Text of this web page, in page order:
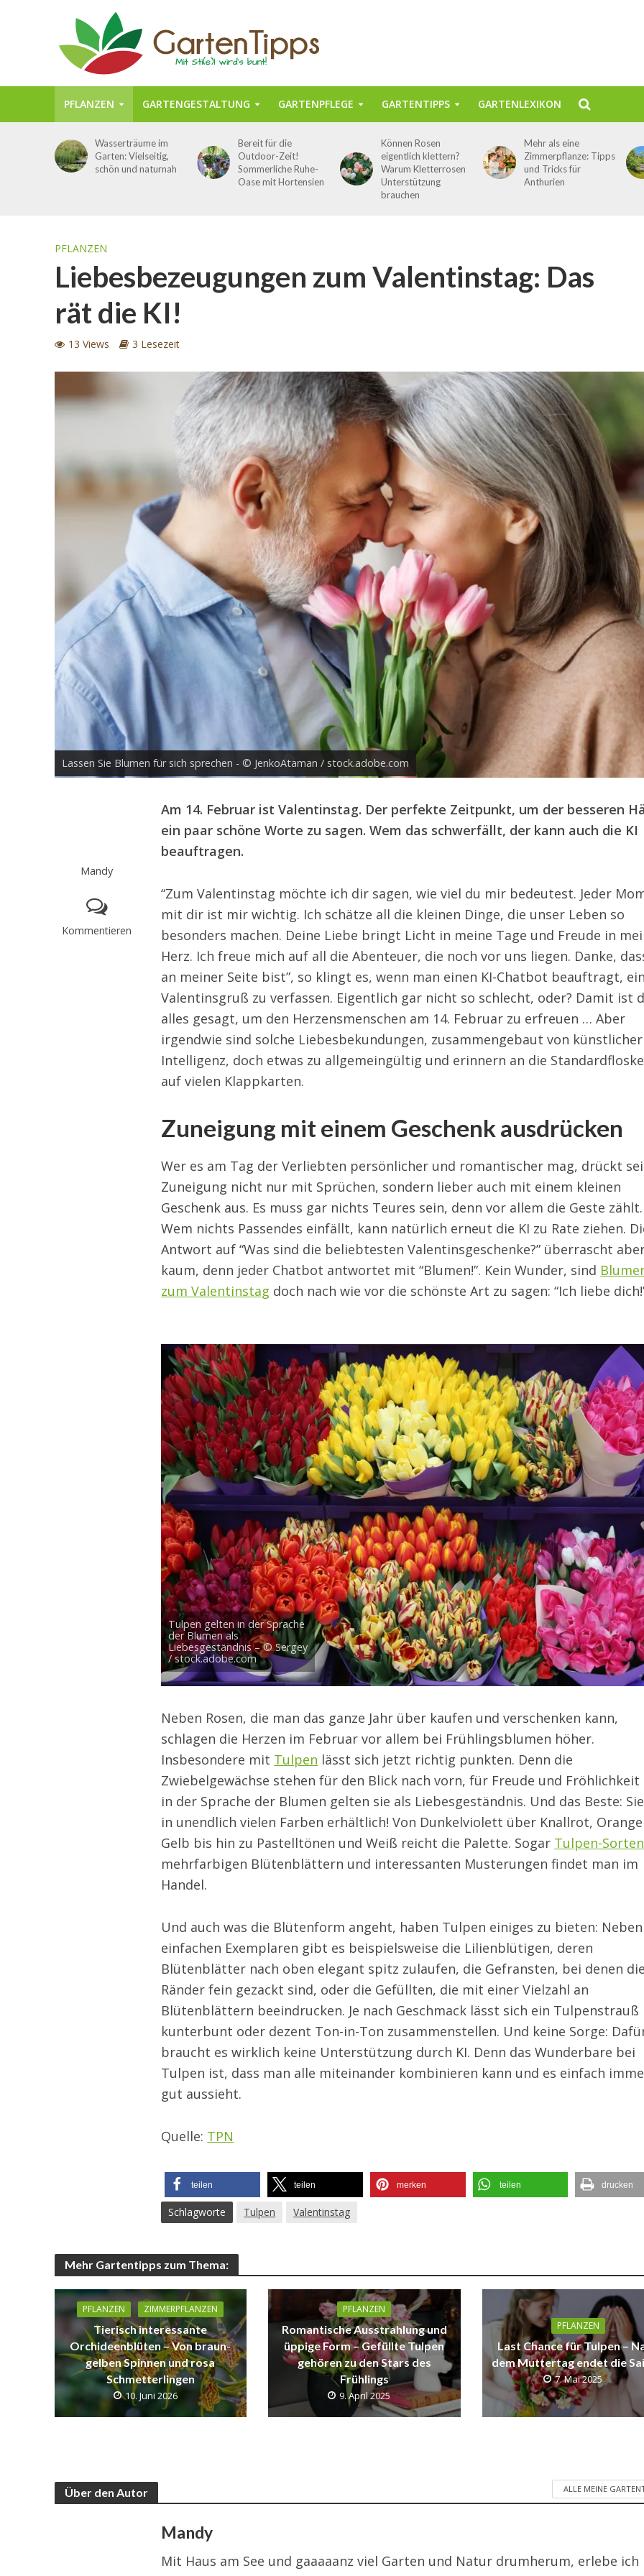
PFLANZEN GARTENGESTALTUNG GARTENPFLEGE GARTENTIPPS GARTENLEXIKON
Wasserträume im
Garten: Vielseitig,
schön und naturnah
Bereit für die
Outdoor-Zeit!
Sommerliche Ruhe-
Oase mit Hortensien
Können Rosen
eigentlich klettern?
Warum Kletterrosen
Unterstützung
brauchen
Mehr als eine
Zimmerpflanze: Tipps
und Tricks für
Anthurien
PFLANZEN
Liebesbezeugungen zum Valentinstag: Das
rät die KI!
13 Views 3 Lesezeit
Lassen Sie Blumen für sich sprechen - © JenkoAtaman / stock.adobe.com
Mandy
Kommentieren
Am 14. Februar ist Valentinstag. Der perfekte Zeitpunkt, um der besseren
ein paar schöne Worte zu sagen. Wem das schwerfällt, der kann auch die KI
beauftragen.
“Zum Valentinstag möchte ich dir sagen, wie viel du mir bedeutest. Jeder
mit dir ist mir wichtig. Ich schätze all die kleinen Dinge, die unser Leben so
besonders machen. Deine Liebe bringt Licht in meine Tage und Freude in
Herz. Ich freue mich auf all die Abenteuer, die noch vor uns liegen. Danke,
an meiner Seite bist”, so klingt es, wenn man einen KI-Chatbot beauftragt,
Valentinsgruß zu verfassen. Eigentlich gar nicht so schlecht, oder? Damit ist
alles gesagt, um den Herzensmenschen am 14. Februar zu erfreuen … Aber
irgendwie sind solche Liebesbekundungen, zusammengebaut von künstlicher
Intelligenz, doch etwas zu allgemeingültig und erinnern an die
auf vielen Klappkarten.
Zuneigung mit einem Geschenk ausdrücken
Wer es am Tag der Verliebten persönlicher und romantischer mag, drückt
Zuneigung nicht nur mit Sprüchen, sondern lieber auch mit einem kleinen
Geschenk aus. Es muss gar nichts Teures sein, denn vor allem die Geste zählt.
Wem nichts Passendes einfällt, kann natürlich erneut die KI zu Rate ziehen.
Antwort auf “Was sind die beliebtesten Valentinsgeschenke?” überrascht
kaum, denn jeder Chatbot antwortet mit “Blumen!”. Kein Wunder, sind
zum Valentinstag doch nach wie vor die schönste Art zu sagen: “Ich liebe
Tulpen gelten in der Sprache
der Blumen als
Liebesgeständnis – © Sergey
/ stock.adobe.com
Neben Rosen, die man das ganze Jahr über kaufen und verschenken kann,
schlagen die Herzen im Februar vor allem bei Frühlingsblumen höher.
Insbesondere mit Tulpen lässt sich jetzt richtig punkten. Denn die
Zwiebelgewächse stehen für den Blick nach vorn, für Freude und Fröhlichkeit
in der Sprache der Blumen gelten sie als Liebesgeständnis. Und das Beste:
in unendlich vielen Farben erhältlich! Von Dunkelviolett über Knallrot,
Gelb bis hin zu Pastelltönen und Weiß reicht die Palette. Sogar Tulpen-Sorten
mehrfarbigen Blütenblättern und interessanten Musterungen findet man im
Handel.
Und auch was die Blütenform angeht, haben Tulpen einiges zu bieten:
einfachen Exemplaren gibt es beispielsweise die Lilienblütigen, deren
Blütenblätter nach oben elegant spitz zulaufen, die Gefransten, bei denen
Ränder fein gezackt sind, oder die Gefüllten, die mit einer Vielzahl an
Blütenblättern beeindrucken. Je nach Geschmack lässt sich ein Tulpenstrauß
kunterbunt oder dezent Ton-in-Ton zusammenstellen. Und keine Sorge:
braucht es wirklich keine Unterstützung durch KI. Denn das Wunderbare bei
Tulpen ist, dass man alle miteinander kombinieren kann und es einfach
gut aussieht.
Quelle: TPN
teilen teilen merken teilen drucken
Schlagworte Tulpen Valentinstag
Mehr Gartentipps zum Thema:
PFLANZEN ZIMMERPFLANZEN
Tierisch interessante
Orchideenblüten – Von braun-
gelben Spinnen und rosa
Schmetterlingen
10. Juni 2026
PFLANZEN
Romantische Ausstrahlung und
üppige Form – Gefüllte Tulpen
gehören zu den Stars des
Frühlings
9. April 2025
PFLANZEN
Last Chance für Tulpen –
dem Muttertag endet die
7. Mai 2025
Über den Autor ALLE MEINE
Mandy
Mit Haus am See und gaaaaanz viel Garten und Natur drumherum, erlebe ich